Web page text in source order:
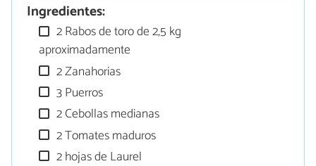
Ingredientes:
2 Rabos de toro de 2,5 kg
aproximadamente
2 Zanahorias
3 Puerros
2 Cebollas medianas
2 Tomates maduros
2 hojas de Laurel